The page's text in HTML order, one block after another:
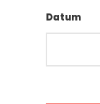
Datum